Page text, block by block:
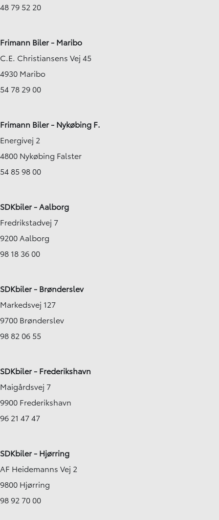
48 79 52 20
Frimann Biler - Maribo
C.E. Christiansens Vej 45
4930 Maribo
54 78 29 00
Frimann Biler - Nykøbing F.
Energivej 2
4800 Nykøbing Falster
54 85 98 00
SDKbiler - Aalborg
Fredrikstadvej 7
9200 Aalborg
98 18 36 00
SDKbiler - Brønderslev
Markedsvej 127
9700 Brønderslev
98 82 06 55
SDKbiler - Frederikshavn
Maigårdsvej 7
9900 Frederikshavn
96 21 47 47
SDKbiler - Hjørring
AF Heidemanns Vej 2
9800 Hjørring
98 92 70 00